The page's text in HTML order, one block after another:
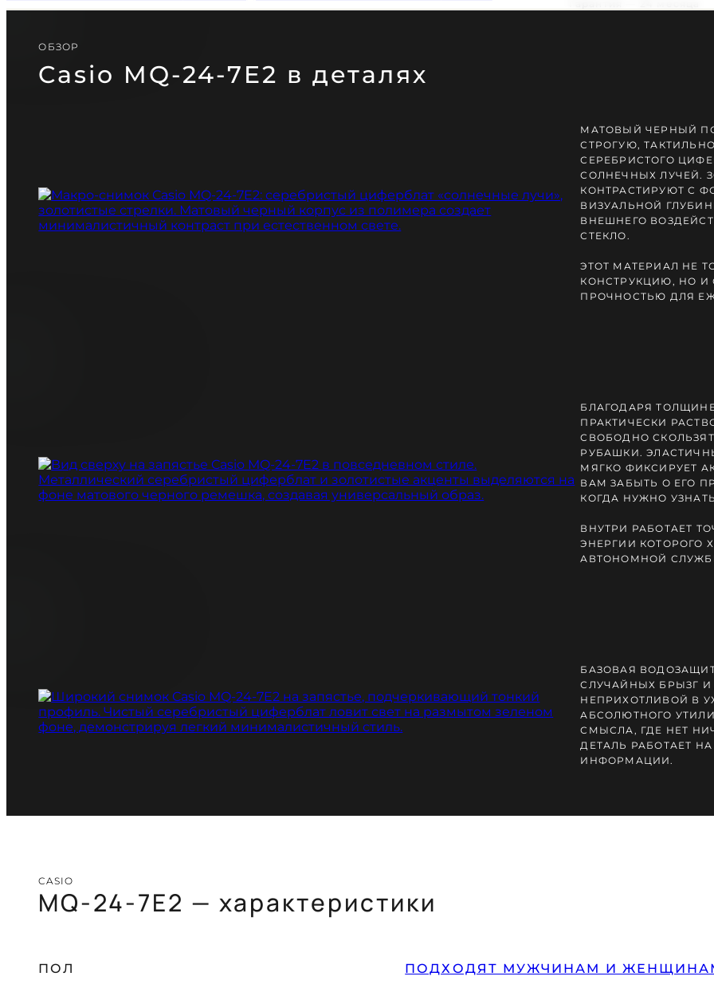
ОБЗОР
Casio MQ-24-7E2 в деталях
МАТОВЫЙ ЧЕРНЫЙ
СТРОГУЮ,
СЕРЕБРИСТОГО
СОЛНЕЧНЫХ ЛУЧЕЙ.
КОНТРАСТИРУЮТ С
ВИЗУАЛЬНОЙ
ВНЕШНЕГО
СТЕКЛО.
ЭТОТ МАТЕРИАЛ НЕ
КОНСТРУКЦИЮ, НО И
ПРОЧНОСТЬЮ ДЛЯ
БЛАГОДАРЯ
ПРАКТИЧЕСКИ
СВОБОДНО
РУБАШКИ.
МЯГКО ФИКСИРУЕТ
ВАМ ЗАБЫТЬ О ЕГО
КОГДА НУЖНО
ВНУТРИ РАБОТАЕТ
ЭНЕРГИИ КОТОРОГО
АВТОНОМНОЙ
БАЗОВАЯ
СЛУЧАЙНЫХ БРЫЗГ
НЕПРИХОТЛИВОЙ В
АБСОЛЮТНОГО
СМЫСЛА, ГДЕ НЕТ
ДЕТАЛЬ РАБОТАЕТ
ИНФОРМАЦИИ.
CASIO
MQ-24-7E2 — характеристики
ПОЛ ПОДХОДЯТ МУЖЧИНАМ И